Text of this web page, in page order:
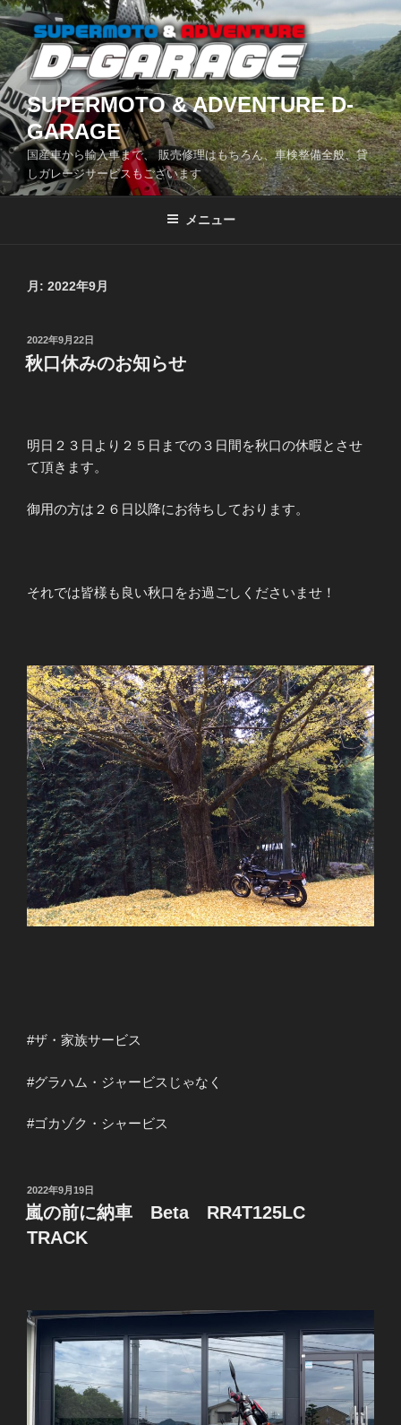
コ
ン
テ
ン
ツ
へ
ス
キ
ッ
SUPERMOTO & ADVENTURE D-
GARAGE
国産車から輸入車まで、 販売修理はもちろん、車検整備全般、貸
しガレージサービスもございます
メニュー
月: 2022年9月
投
稿
日:
2022年9月22日
秋口休みのお知らせ
明日２３日より２５日までの３日間を秋口の休暇とさせ
て頂きます。
御用の方は２６日以降にお待ちしております。
それでは皆様も良い秋口をお過ごしくださいませ！
#ザ・家族サービス
#グラハム・ジャービスじゃなく
#ゴカゾク・シャービス
投
稿
日:
2022年9月19日
嵐の前に納車 Beta RR4T125LC
TRACK